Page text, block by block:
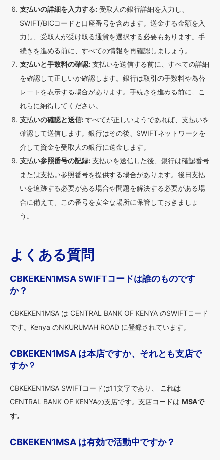
支払いの詳細を入力する: 受取人の銀行詳細を入力し、
SWIFT/BICコードと口座番号を含めます。送金する金額を入
力し、受取人が受け取る通貨を選択する必要もあります。手
続きを進める前に、すべての情報を再確認しましょう。
支払いと手数料の確認: 支払いを送信する前に、すべての詳細
を確認して正しいか確認します。銀行は取引の手数料や為替
レートを表示する場合があります。手続きを進める前に、こ
れらに納得してください。
支払いの確認と送信: すべてが正しいようであれば、支払いを
確認して送信します。銀行はその後、SWIFTネットワークを
介して資金を受取人の銀行に送金します。
支払い参照番号の記録: 支払いを送信した後、銀行は確認番号
または支払い参照番号を提供する場合があります。後日支払
いを追跡する必要がある場合や問題を解決する必要がある場
合に備えて、この番号を安全な場所に保管しておきましょ
う。
よくある質問
CBKEKEN1MSA SWIFTコードは誰のものです
か？
CBKEKEN1MSA は CENTRAL BANK OF KENYA のSWIFTコード
です。Kenya のNKURUMAH ROAD に登録されています。
CBKEKEN1MSA は本店ですか、それとも支店で
すか？
CBKEKEN1MSA SWIFTコードは11文字であり、 これは
CENTRAL BANK OF KENYAの支店です。支店コードは MSAで
す。
CBKEKEN1MSA は有効で活動中ですか？